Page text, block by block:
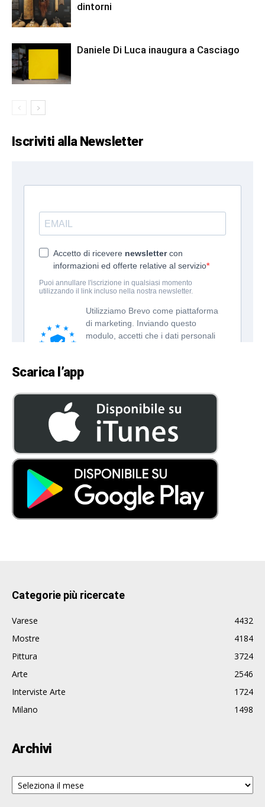
dintorni
Daniele Di Luca inaugura a Casciago
Iscriviti alla Newsletter
Scarica l’app
Categorie più ricercate
Varese
4432
Mostre
4184
Pittura
3724
Arte
2546
Interviste Arte
1724
Milano
1498
Archivi
Archivi